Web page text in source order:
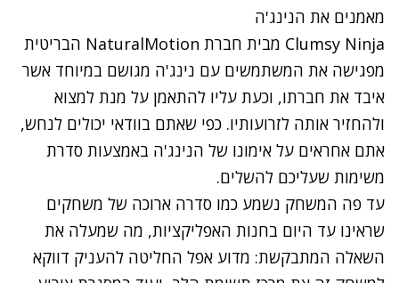
מאמנים את הנינג'ה
Clumsy Ninja מבית חברת NaturalMotion הבריטית
מפגישה את המשתמשים עם נינג'ה מגושם במיוחד אשר
איבד את חברתו, וכעת עליו להתאמן על מנת למצוא
ולהחזיר אותה לזרועותיו. כפי שאתם בוודאי יכולים לנחש,
אתם אחראים על אימונו של הנינג'ה באמצעות סדרת
משימות שעליכם להשלים.
עד פה המשחק נשמע כמו סדרה ארוכה של משחקים
שראינו עד היום בחנות האפליקציות, מה שמעלה את
השאלה המתבקשת: מדוע אפל החליטה להעניק דווקא